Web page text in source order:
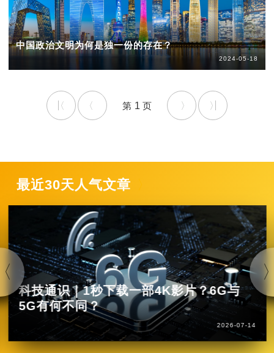
中国政治文明为何是独一份的存在？
2024-05-18
1
最近30天人气文章
科技通识｜1秒下载一部4K影片？6G与
5G有何不同？
2026-07-14